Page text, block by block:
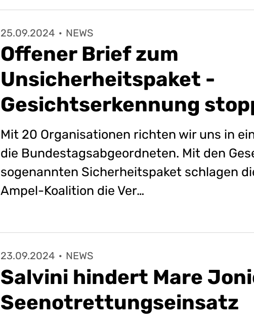
25.09.2024 · NEWS
Offener Brief zum
Unsicherheitspaket -
Gesichtserkennung
Mit 20 Organisationen richten wir uns in
die Bundestagsabgeordneten. Mit den
sogenannten Sicherheitspaket schlagen
Ampel-Koalition die Ver…
23.09.2024 · NEWS
Salvini hindert Mare
Seenotrettungseinsatz